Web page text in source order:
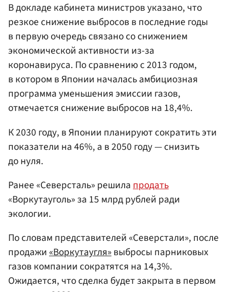
В докладе кабинета министров указано, что
резкое снижение выбросов в последние годы
в первую очередь связано со снижением
экономической активности из-за
коронавируса. По сравнению с 2013 годом,
в котором в Японии началась амбициозная
программа уменьшения эмиссии газов,
отмечается снижение выбросов на 18,4%.
К 2030 году, в Японии планируют сократить эти
показатели на 46%, а в 2050 году — снизить
до нуля.
Ранее «Северсталь» решилапродать
«Воркутауголь» за 15 млрд рублей ради
экологии.
По словам представителей «Северстали», после
продажи«Воркутаугля»выбросы парниковых
газов компании сократятся на 14,3%.
Ожидается, что сделка будет закрыта в первом